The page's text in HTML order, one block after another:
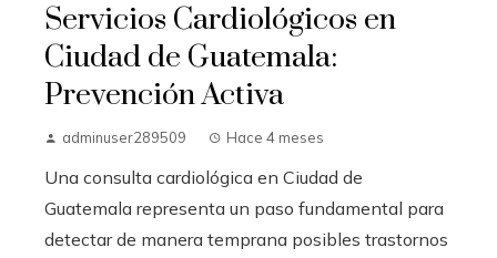
Servicios Cardiológicos en
Ciudad de Guatemala:
Prevención Activa
adminuser289509 Hace 4 meses
Una consulta cardiológica en Ciudad de
Guatemala representa un paso fundamental para
detectar de manera temprana posibles trastornos